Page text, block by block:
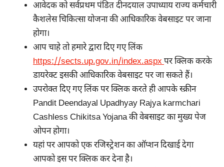
आवेदक को सर्वप्रथम पंडित दीनदयाल उपाध्याय राज्य कर्मचारी
कैशलेस चिकित्सा योजना की आधिकारिक वेबसाइट पर जाना
होगा।
आप चाहे तो हमारे द्वारा दिए गए लिंक
https://sects.up.gov.in/index.aspxपर क्लिक करके
डायरेक्ट इसकी आधिकारिक वेबसाइट पर जा सकते हैं।
उपरोक्त दिए गए लिंक पर क्लिक करते ही आपके स्क्रीन
Pandit Deendayal Upadhyay Rajya karmchari
Cashless Chikitsa Yojana की वेबसाइट का मुख्य पेज
ओपन होगा।
यहां पर आपको एक रजिस्ट्रेशन का ऑप्शन दिखाई देगा
आपको इस पर क्लिक कर देना है।